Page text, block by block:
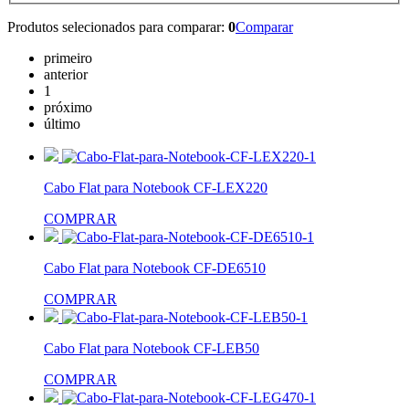
Produtos selecionados para comparar: 0Comparar
primeiro
anterior
1
próximo
último
Cabo Flat para Notebook CF-LEX220
COMPRAR
Cabo Flat para Notebook CF-DE6510
COMPRAR
Cabo Flat para Notebook CF-LEB50
COMPRAR